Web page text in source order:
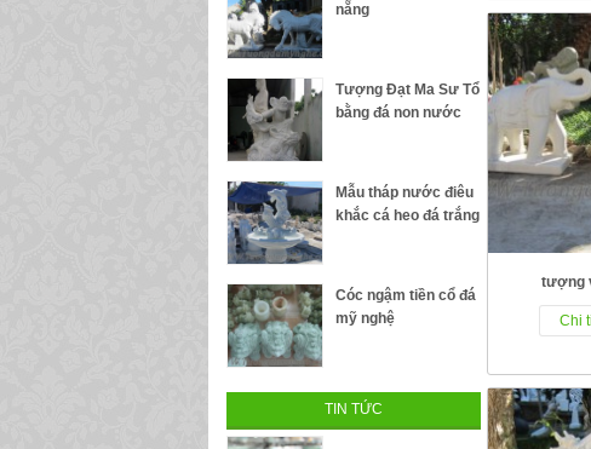
tượng
Chi
nẵng
Tượng Đạt Ma Sư Tổ
bằng đá non nước
Mẫu tháp nước điêu
khắc cá heo đá trắng
Cóc ngậm tiền cổ đá
mỹ nghệ
TIN TỨC